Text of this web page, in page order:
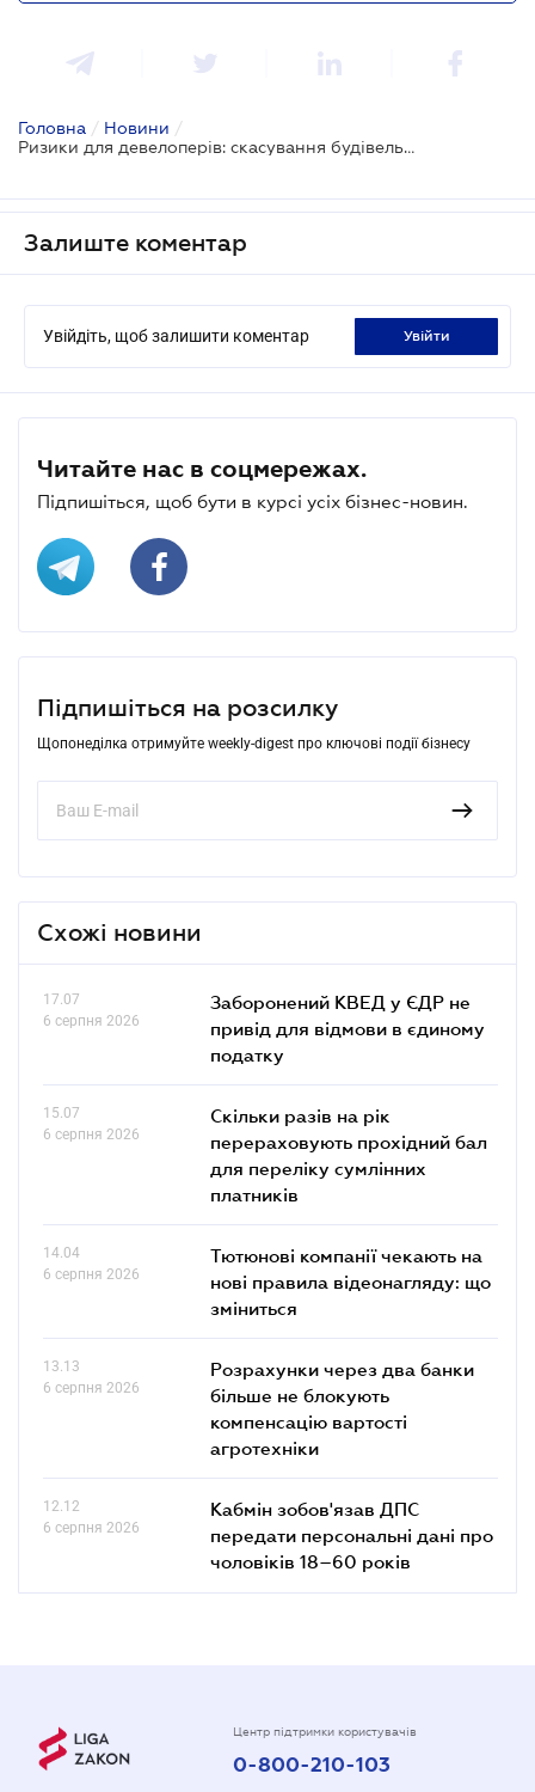
Головна / Новини /
Ризики для девелоперів: скасування будівельної декларації можливе на основі моніторингу баз даних
Залиште коментар
Увійдіть, щоб залишити коментар увійти
Читайте нас в соцмережах.
Підпишіться, щоб бути в курсі усіх бізнес-новин.
Підпишіться на розсилку
Щопонеділка отримуйте weekly-digest про ключові події бізнесу
Схожі новини
17.07
6 серпня 2026
Заборонений КВЕД у ЄДР не
привід для відмови в єдиному
податку
15.07
6 серпня 2026
Скільки разів на рік
перераховують прохідний бал
для переліку сумлінних
платників
14.04
6 серпня 2026
Тютюнові компанії чекають на
нові правила відеонагляду: що
зміниться
13.13
6 серпня 2026
Розрахунки через два банки
більше не блокують
компенсацію вартості
агротехніки
12.12
6 серпня 2026
Кабмін зобов'язав ДПС
передати персональні дані про
чоловіків 18–60 років
Центр підтримки користувачів
0-800-210-103